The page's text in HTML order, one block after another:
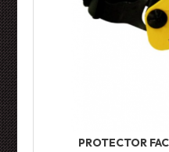
PROTECTOR